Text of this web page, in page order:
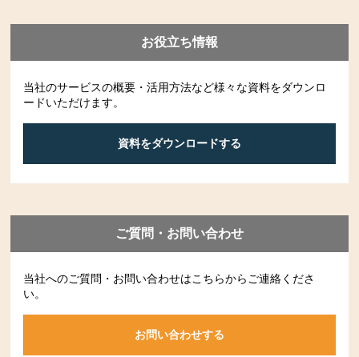
お役立ち情報
当社のサービスの概要・活用方法など様々な資料をダウンロ
ードいただけます。
資料をダウンロードする
ご質問・お問い合わせ
当社へのご質問・お問い合わせはこちらからご連絡くださ
い。
お問い合わせする